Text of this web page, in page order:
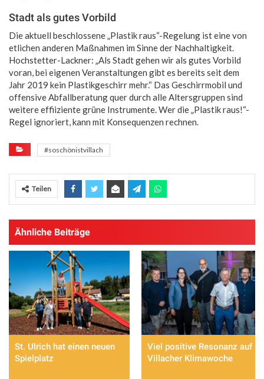
Stadt als gutes Vorbild
Die aktuell beschlossene „Plastik raus“-Regelung ist eine von
etlichen anderen Maßnahmen im Sinne der Nachhaltigkeit.
Hochstetter-Lackner: „Als Stadt gehen wir als gutes Vorbild
voran, bei eigenen Veranstaltungen gibt es bereits seit dem
Jahr 2019 kein Plastikgeschirr mehr.“ Das Geschirrmobil und
offensive Abfallberatung quer durch alle Altersgruppen sind
weitere effiiziente grüne Instrumente. Wer die „Plastik raus!“-
Regel ignoriert, kann mit Konsequenzen rechnen.
#soschönistvillach
Teilen
Ähnliche Beiträge
St. Ulrich hat einen neuen
Spielplatz
Viel positive Resonanz auf
Villacher Klimawoche